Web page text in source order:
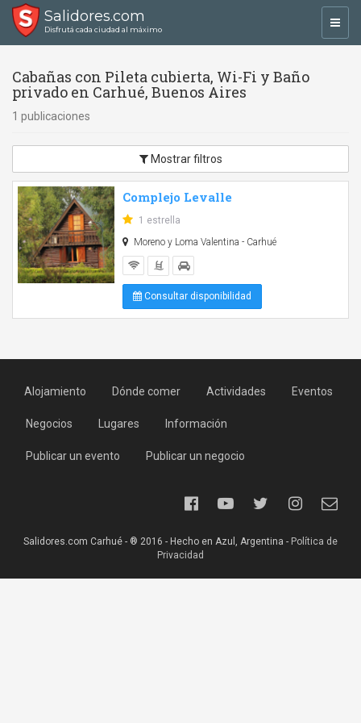
Salidores.com
Disfrutá cada ciudad al máximo
Cabañas con Pileta cubierta, Wi-Fi y Baño
privado en Carhué, Buenos Aires
1 publicaciones
Mostrar filtros
Complejo Levalle
1 estrella
Moreno y Loma Valentina - Carhué
Consultar disponibilidad
Alojamiento Dónde comer Actividades Eventos
Negocios Lugares Información
Publicar un evento Publicar un negocio
Salidores.com Carhué - ® 2016 - Hecho en Azul, Argentina - Política de
Privacidad